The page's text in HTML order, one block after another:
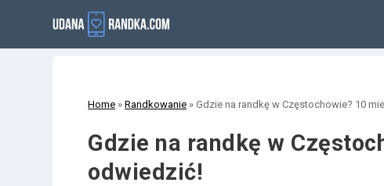
Home »Randkowanie »Gdzie na randkę w Częstochowie? 10
Gdzie na randkę w
odwiedzić!